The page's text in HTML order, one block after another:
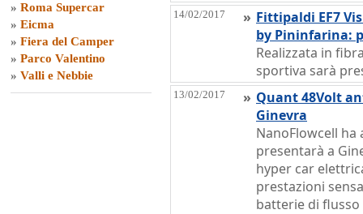
» Roma Supercar
» Eicma
» Fiera del Camper
» Parco Valentino
» Valli e Nebbie
14/02/2017 » Fittipaldi EF7
by Pininfarina:
Realizzata in
sportiva sarà
13/02/2017 » Quant 48Volt
Ginevra
NanoFlowcell
presentarà a
hyper car
prestazioni
batterie di flusso